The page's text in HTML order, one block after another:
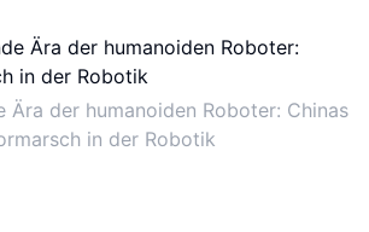
Ära der humanoiden Roboter: Chinas
in der Robotik